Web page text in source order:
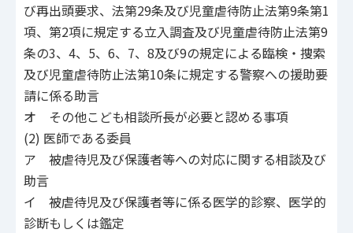
び再出頭要求、法第29条及び児童虐待防止法第9条第1
項、第2項に規定する立入調査及び児童虐待防止法第9
条の3、4、5、6、7、8及び9の規定による臨検・捜索
及び児童虐待防止法第10条に規定する警察への援助要
請に係る助言
オ その他こども相談所長が必要と認める事項
(2) 医師である委員
ア 被虐待児及び保護者等への対応に関する相談及び
助言
イ 被虐待児及び保護者等に係る医学的診察、医学的
診断もしくは鑑定